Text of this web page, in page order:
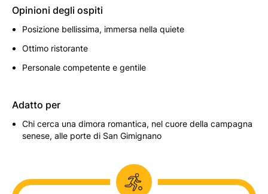
Opinioni degli ospiti
Posizione bellissima, immersa nella quiete
Ottimo ristorante
Personale competente e gentile
Adatto per
Chi cerca una dimora romantica, nel cuore della campagna
senese, alle porte di San Gimignano